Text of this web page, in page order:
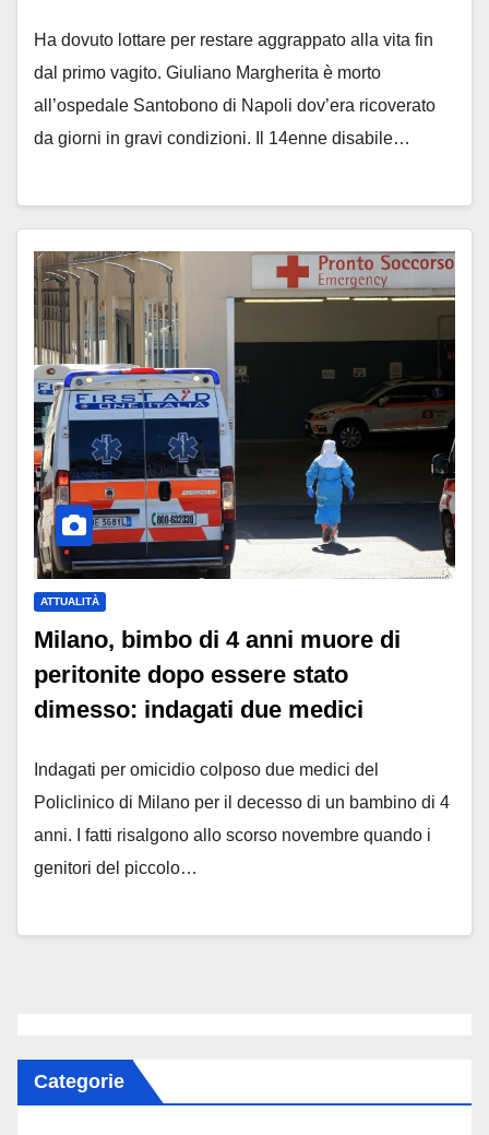
Ha dovuto lottare per restare aggrappato alla vita fin
dal primo vagito. Giuliano Margherita è morto
all’ospedale Santobono di Napoli dov’era ricoverato
da giorni in gravi condizioni. Il 14enne disabile…
ATTUALITÀ
Milano, bimbo di 4 anni muore di
peritonite dopo essere stato
dimesso: indagati due medici
Indagati per omicidio colposo due medici del
Policlinico di Milano per il decesso di un bambino di 4
anni. I fatti risalgono allo scorso novembre quando i
genitori del piccolo…
Categorie